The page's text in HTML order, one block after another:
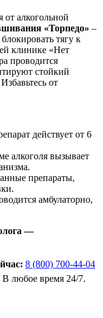
алкогольной
«Торпедо» –
тягу к
клинике «Нет
проводится
стойкий
от
действует от 6
алкоголя вызывает
препараты,
амбулаторно,
—
8 (800) 700-44-04
любое время 24/7.